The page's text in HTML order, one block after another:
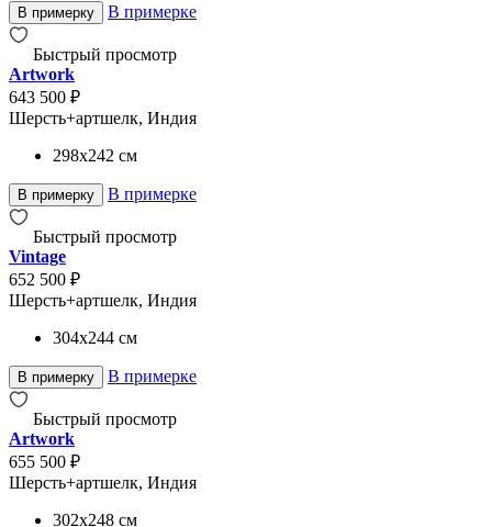
В примерку В примерке
Быстрый просмотр
Artwork
643 500 ₽
Шерсть+артшелк, Индия
298x242 см
В примерку В примерке
Быстрый просмотр
Vintage
652 500 ₽
Шерсть+артшелк, Индия
304x244 см
В примерку В примерке
Быстрый просмотр
Artwork
655 500 ₽
Шерсть+артшелк, Индия
302x248 см